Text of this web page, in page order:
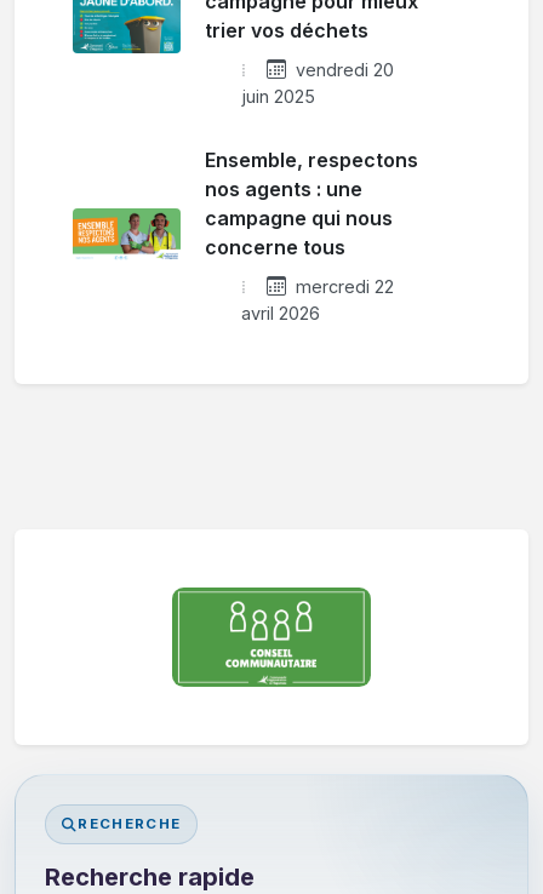
trier vos déchets
vendredi 20
juin 2025
Ensemble, respectons
nos agents : une
campagne qui nous
concerne tous
mercredi 22
avril 2026
RECHERCHE
Recherche rapide